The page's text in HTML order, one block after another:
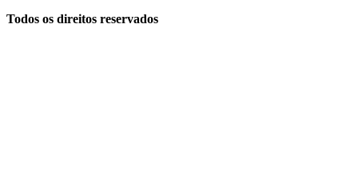
Todos os direitos reservados